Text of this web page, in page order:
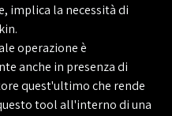
implica la necessità di
operazione è
anche in presenza di
quest'ultimo che rende
tool all'interno di una